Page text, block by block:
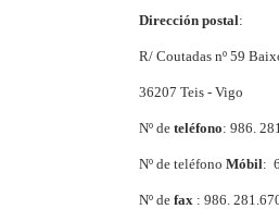
Dirección postal:
R/ Coutadas nº 59
36207 Teis - Vigo
Nº de teléfono: 986.
Nº de teléfono Móbil:
Nº de fax : 986.